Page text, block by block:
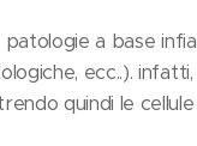
a base
ecc..).
quindi le